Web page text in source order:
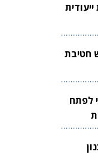
חטיבת
לפתח